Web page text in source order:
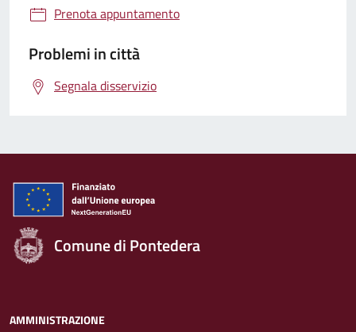
Prenota appuntamento
Problemi in città
Segnala disservizio
Comune di Pontedera
AMMINISTRAZIONE